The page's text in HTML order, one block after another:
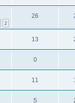
2
26
13
0
11
5